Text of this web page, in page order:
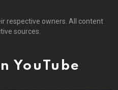
respective owners. All content
sources.
YouTube